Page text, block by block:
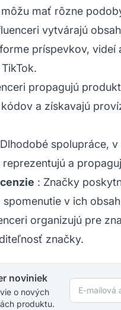
mať rôzne
vytvárajú
príspevkov, videí
propagujú
a získavajú
spolupráce,
a
: Značky
v ich
organizujú pre
značky.
noviniek
o nových
produktu.
E-mailová